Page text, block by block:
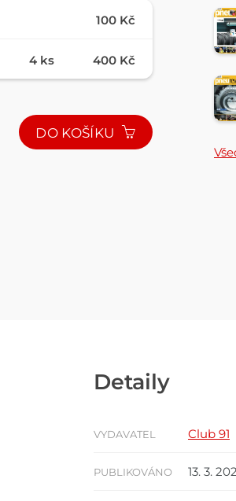
100 Kč
4 ks 400 Kč
DO KOŠÍKU
Detaily
VYDAVATEL Club 91
PUBLIKOVÁNO 13. 3.